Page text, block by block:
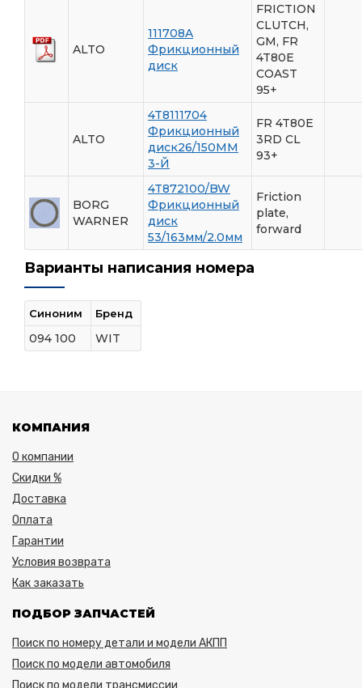
ALTO
111708A
Фрикционный
диск
FRICTION
CLUTCH,
GM, FR
4T80E
COAST
95+
ALTO
4T8111704
Фрикционный
диск26/150ММ
3-Й
FR 4T80E
3RD CL
93+
BORG
WARNER
4T872100/BW
Фрикционный
диск
53/163мм/2.0мм
Friction
plate,
forward
Варианты написания номера
Синоним Бренд
094 100 WIT
КОМПАНИЯ
О компании
Скидки %
Доставка
Оплата
Гарантии
Условия возврата
Как заказать
ПОДБОР ЗАПЧАСТЕЙ
Поиск по номеру детали и модели АКПП
Поиск по модели автомобиля
Поиск по модели трансмиссии